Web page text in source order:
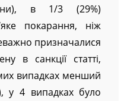
в 1/3 (29%)
покарання, ніж
призначалися
в санкції статті,
випадках менший
у 4 випадках було